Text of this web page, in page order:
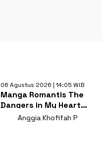
06 Agustus 2026 | 14:05 WIB
Manga Romantis The
Dangers in My Heart
Resmi Tamat dalam Tiga
Anggia Khofifah P